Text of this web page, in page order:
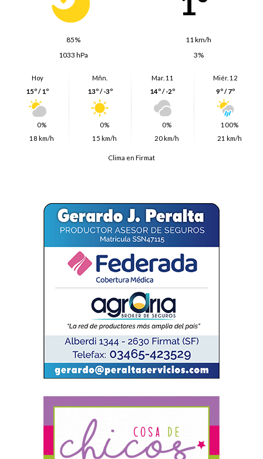
85%
11 km/h
1033 hPa
3%
Hoy
15º / 1º
0%
18 km/h
Mñn.
13º / -3º
0%
15 km/h
Mar. 11
14º / -2º
0%
20 km/h
Miér. 12
9º / 7º
100%
21 km/h
Clima en Firmat